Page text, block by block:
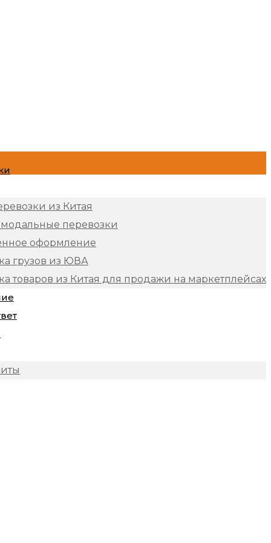
из Китая
перевозки
оформление
грузов из ЮВА
товаров из Китая для продажи на маркетплейсах